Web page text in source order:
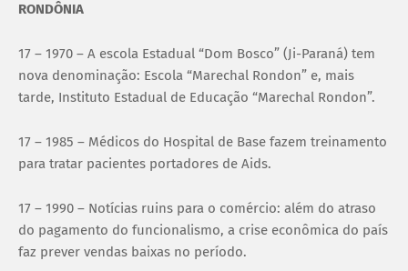
RONDÔNIA
17 – 1970 – A escola Estadual “Dom Bosco” (Ji-Paraná) tem
nova denominação: Escola “Marechal Rondon” e, mais
tarde, Instituto Estadual de Educação “Marechal Rondon”.
17 – 1985 – Médicos do Hospital de Base fazem treinamento
para tratar pacientes portadores de Aids.
17 – 1990 – Notícias ruins para o comércio: além do atraso
do pagamento do funcionalismo, a crise econômica do país
faz prever vendas baixas no período.